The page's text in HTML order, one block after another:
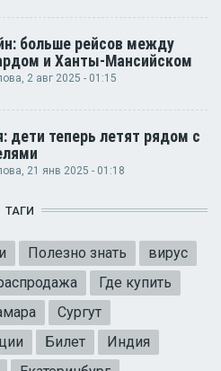
больше рейсов между
и Ханты-Мансийском
, 2 авг 2025 - 01:15
дети теперь летят рядом с
, 21 янв 2025 - 01:18
ТАГИ
Полезно знать
вирус
Где купить
Сургут
Билет
Индия